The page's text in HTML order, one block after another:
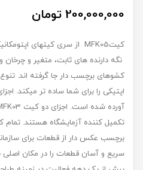
200,000,000 تومان
نگه‏ دارنده ‏های ثابت، متغیر و
کشوهای برچسب‏ دار جا گرفته‏ اند. تنوع
اپتیکی را برای شما ساده ‏تر می‏کند.
تکمیل کننده آزمایشگاه هستند. تمام
برچسب عکس‏ دار از قطعات برای
سریع و آسان قطعات را در مکان اصلی